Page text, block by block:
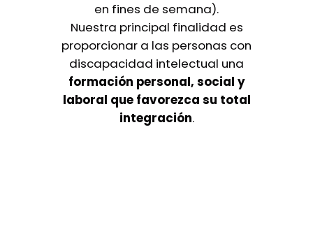
en fines de semana).
Nuestra principal finalidad es
proporcionar a las personas con
discapacidad intelectual una
formación personal, social y
laboral que favorezca su total
integración.